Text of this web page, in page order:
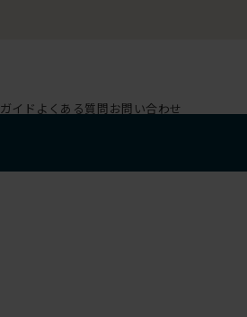
イド よくある質問お問い合わせ